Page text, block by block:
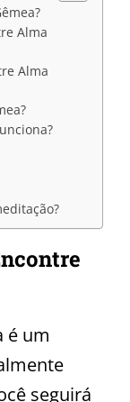
Alma
Alma
é um
seguirá